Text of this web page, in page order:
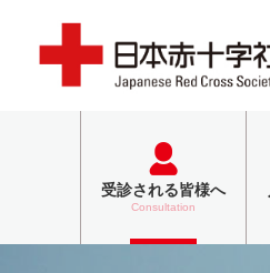
受診される皆様へ
Consultation